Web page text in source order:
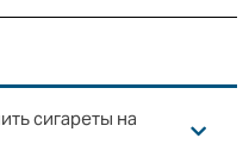
сигареты на